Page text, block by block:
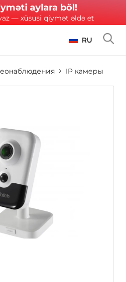
aylara böl!
— xüsusi qiymət əldə et
RU
IP камеры